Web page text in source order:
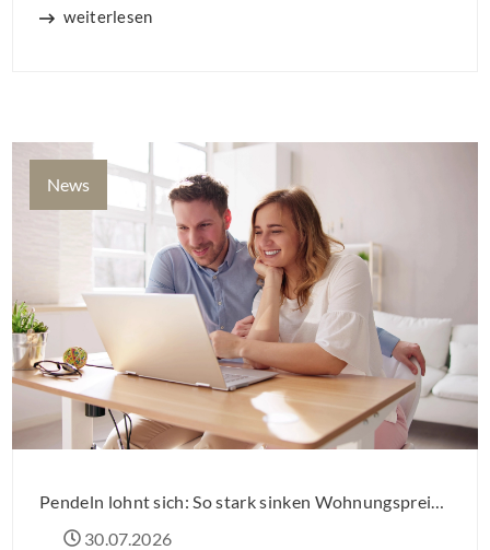
weiterlesen
News
Pendeln lohnt sich: So stark sinken Wohnungspreise im Umland
30.07.2026